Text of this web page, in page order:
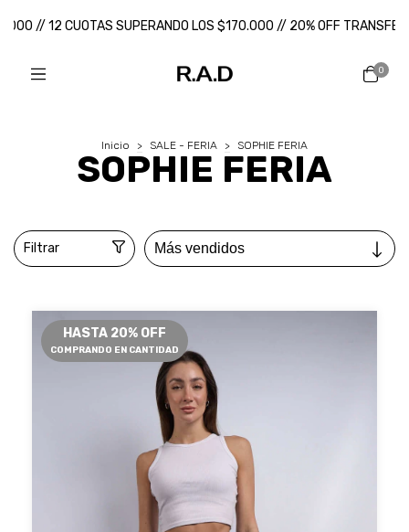
// 12 CUOTAS SUPERANDO LOS $170.000 // 20% OFF
0
Inicio > SALE - FERIA > SOPHIE FERIA
SOPHIE FERIA
Filtrar
HASTA 20% OFF
COMPRANDO EN CANTIDAD